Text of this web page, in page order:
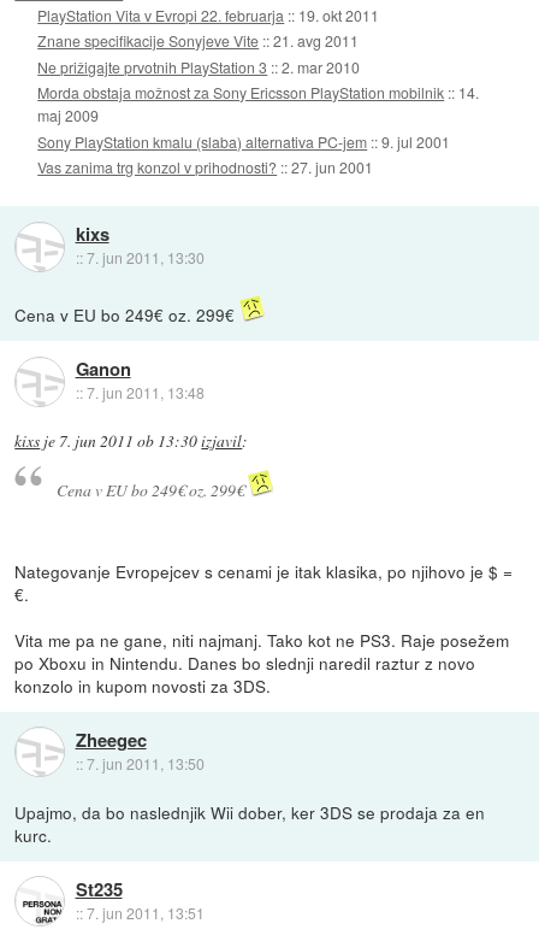
PlayStation Vita v Evropi 22. februarja :: 19. okt 2011
Znane specifikacije Sonyjeve Vite ::21. avg 2011
Ne prižigajte prvotnih PlayStation 3 ::2. mar 2010
Morda obstaja možnost za Sony Ericsson PlayStation mobilnik :: 14.
maj 2009
Sony PlayStation kmalu (slaba) alternativa PC-jem ::9. jul 2001
Vas zanima trg konzol v prihodnosti? ::27. jun 2001
kixs
::7. jun 2011, 13:30
Cena v EU bo 249€ oz. 299€
Ganon
::7. jun 2011, 13:48
kixs je 7. jun 2011 ob 13:30izjavil:
Cena v EU bo 249€ oz. 299€
Nategovanje Evropejcev s cenami je itak klasika, po njihovo je $ =
€.
Vita me pa ne gane, niti najmanj. Tako kot ne PS3. Raje posežem
po Xboxu in Nintendu. Danes bo slednji naredil raztur z novo
konzolo in kupom novosti za 3DS.
Zheegec
::7. jun 2011, 13:50
Upajmo, da bo naslednjik Wii dober, ker 3DS se prodaja za en
kurc.
St235
::7. jun 2011, 13:51